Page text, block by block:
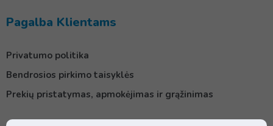
Pagalba Klientams
Privatumo politika
Bendrosios pirkimo taisyklės
Prekių pristatymas, apmokėjimas ir grąžinimas